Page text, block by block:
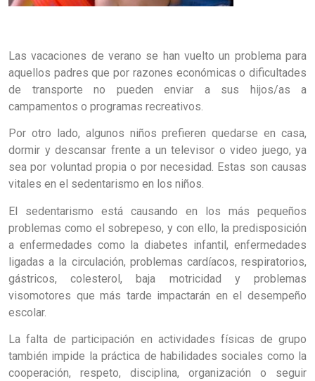
Las vacaciones de verano se han vuelto un problema para
aquellos padres que por razones económicas o dificultades
de transporte no pueden enviar a sus hijos/as a
campamentos o programas recreativos.
Por otro lado, algunos niños prefieren quedarse en casa,
dormir y descansar frente a un televisor o video juego, ya
sea por voluntad propia o por necesidad. Estas son causas
vitales en el sedentarismo en los niños.
El sedentarismo está causando en los más pequeños
problemas como el sobrepeso, y con ello, la predisposición
a enfermedades como la diabetes infantil, enfermedades
ligadas a la circulación, problemas cardíacos, respiratorios,
gástricos, colesterol, baja motricidad y problemas
visomotores que más tarde impactarán en el desempeño
escolar.
La falta de participación en actividades físicas de grupo
también impide la práctica de habilidades sociales como la
cooperación, respeto, disciplina, organización o seguir